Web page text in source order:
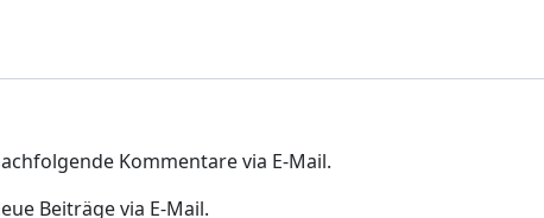
Kommentare via E-Mail.
Beiträge via E-Mail.